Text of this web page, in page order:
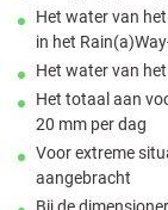
Het water van
in het
Het water van
Het totaal aan
20 mm per dag
Voor extreme
aangebracht
Bij de